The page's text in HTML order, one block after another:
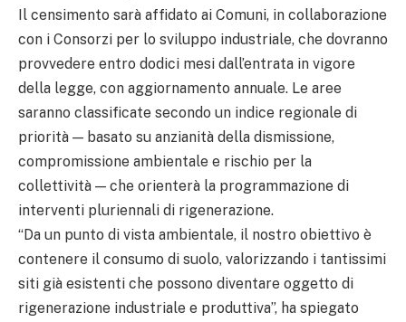
Il censimento sarà affidato ai Comuni, in collaborazione
con i Consorzi per lo sviluppo industriale, che dovranno
provvedere entro dodici mesi dall’entrata in vigore
della legge, con aggiornamento annuale. Le aree
saranno classificate secondo un indice regionale di
priorità — basato su anzianità della dismissione,
compromissione ambientale e rischio per la
collettività — che orienterà la programmazione di
interventi pluriennali di rigenerazione.
“Da un punto di vista ambientale, il nostro obiettivo è
contenere il consumo di suolo, valorizzando i tantissimi
siti già esistenti che possono diventare oggetto di
rigenerazione industriale e produttiva”, ha spiegato